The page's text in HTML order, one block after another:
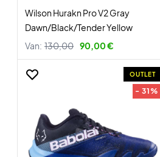
Wilson Hurakn Pro V2 Gray
Dawn/Black/Tender Yellow
Van: 130,00 90,00 €
OUTLET
- 31%